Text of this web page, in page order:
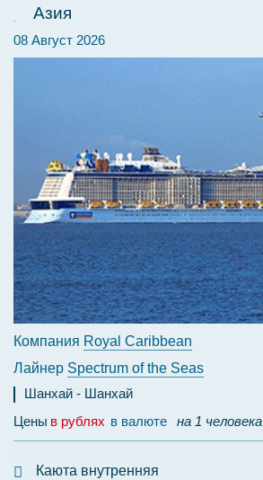
Азия
08 Август 2026
Компания Royal Caribbean
Лайнер Spectrum of the Seas
Шанхай
Шанхай
Цены в рублях в валюте на 1 человека
Каюта внутренняя